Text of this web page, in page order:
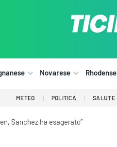
Novarese Rhodense
METEO POLITICA SALUTE
Sanchez ha esagerato”